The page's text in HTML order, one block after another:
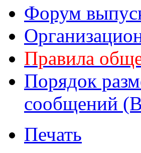
Форум
Правила
Порядок
сообщений
Печать